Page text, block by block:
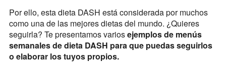
Por ello, esta dieta DASH está considerada por muchos
como una de las mejores dietas del mundo. ¿Quieres
seguirla? Te presentamos variosejemplos de menús
semanales de dieta DASH para que puedas seguirlos
o elaborar los tuyos propios.